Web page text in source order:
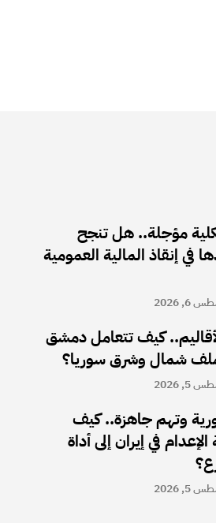
مؤجلة.. هل تنجح
إنقاذ المالية العمومية
6, 2026
كيف تتعامل دمشق
شمال وشرق سوريا؟
5, 2026
وتهم جاهزة.. كيف
في إيران إلى أداة
5, 2026